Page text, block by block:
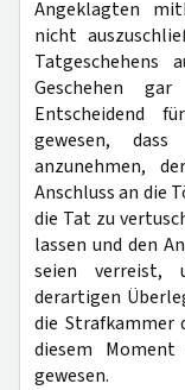
Angeklagten
nicht
Tatgeschehens
Geschehen
Entscheidend
gewesen,
anzunehmen,
Anschluss an die
die Tat zu
lassen und den
seien verreist,
derartigen
die Strafkammer
diesem
gewesen.